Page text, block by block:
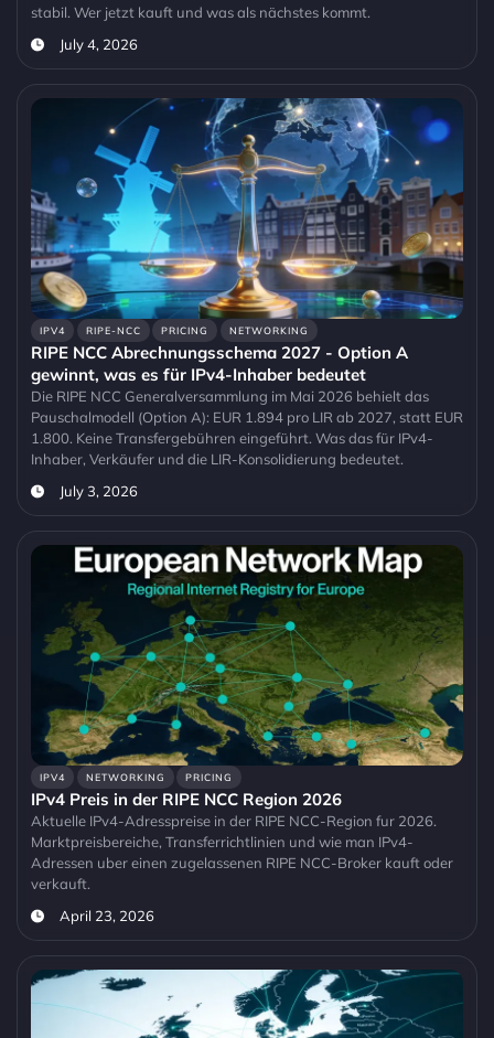
stabil. Wer jetzt kauft und was als nächstes kommt.
July 4, 2026
IPV4 RIPE-NCC PRICING NETWORKING
RIPE NCC Abrechnungsschema 2027 - Option A
gewinnt, was es für IPv4-Inhaber bedeutet
Die RIPE NCC Generalversammlung im Mai 2026 behielt das
Pauschalmodell (Option A): EUR 1.894 pro LIR ab 2027, statt EUR
1.800. Keine Transfergebühren eingeführt. Was das für IPv4-
Inhaber, Verkäufer und die LIR-Konsolidierung bedeutet.
July 3, 2026
IPV4 NETWORKING PRICING
IPv4 Preis in der RIPE NCC Region 2026
Aktuelle IPv4-Adresspreise in der RIPE NCC-Region fur 2026.
Marktpreisbereiche, Transferrichtlinien und wie man IPv4-
Adressen uber einen zugelassenen RIPE NCC-Broker kauft oder
verkauft.
April 23, 2026